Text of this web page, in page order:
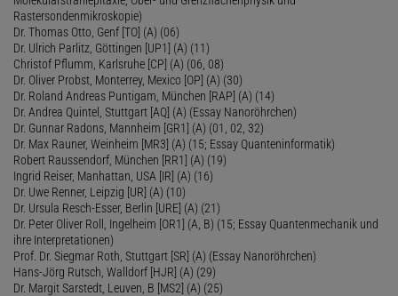
Rastersondenmikroskopie)
Dr. Thomas Otto, Genf [TO] (A) (06)
Dr. Ulrich Parlitz, Göttingen [UP1] (A) (11)
Christof Pflumm, Karlsruhe [CP] (A) (06, 08)
Dr. Oliver Probst, Monterrey, Mexico [OP] (A) (30)
Dr. Roland Andreas Puntigam, München [RAP] (A) (14)
Dr. Andrea Quintel, Stuttgart [AQ] (A) (Essay Nanoröhrchen)
Dr. Gunnar Radons, Mannheim [GR1] (A) (01, 02, 32)
Dr. Max Rauner, Weinheim [MR3] (A) (15; Essay Quanteninformatik)
Robert Raussendorf, München [RR1] (A) (19)
Ingrid Reiser, Manhattan, USA [IR] (A) (16)
Dr. Uwe Renner, Leipzig [UR] (A) (10)
Dr. Ursula Resch-Esser, Berlin [URE] (A) (21)
Dr. Peter Oliver Roll, Ingelheim [OR1] (A, B) (15; Essay Quantenmechanik und
ihre Interpretationen)
Prof. Dr. Siegmar Roth, Stuttgart [SR] (A) (Essay Nanoröhrchen)
Hans-Jörg Rutsch, Walldorf [HJR] (A) (29)
Dr. Margit Sarstedt, Leuven, B [MS2] (A) (25)